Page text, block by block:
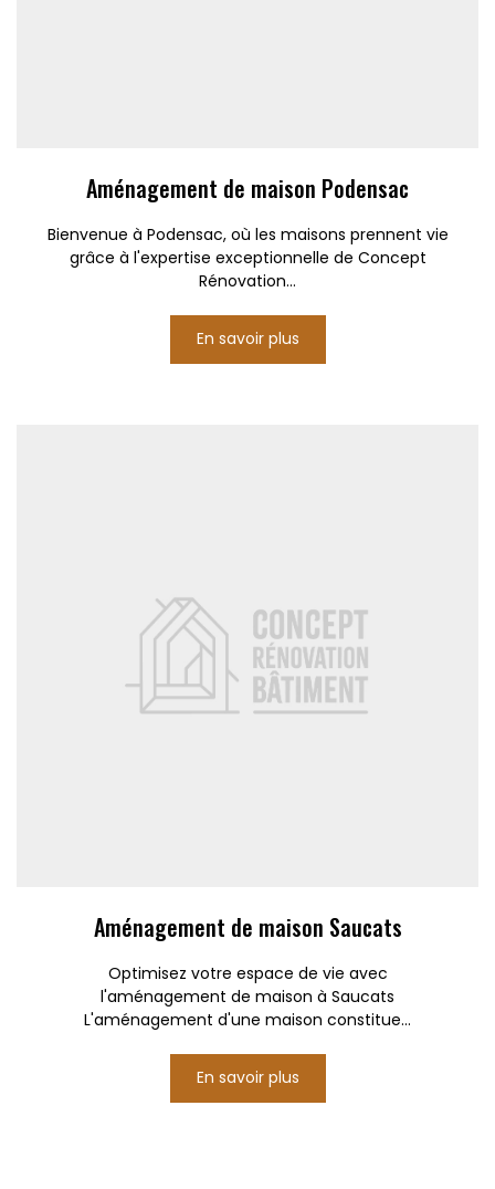
Aménagement de maison Podensac
Bienvenue à Podensac, où les maisons prennent vie
grâce à l'expertise exceptionnelle de Concept
Rénovation...
En savoir plus
Aménagement de maison Saucats
Optimisez votre espace de vie avec
l'aménagement de maison à Saucats
L'aménagement d'une maison constitue...
En savoir plus